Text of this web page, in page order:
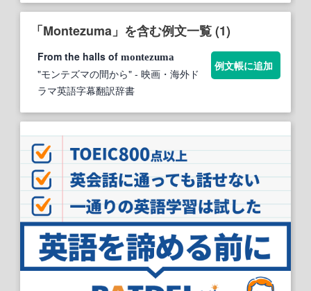
「Montezuma」を含む例文一覧 (1)
From the halls of montezuma
"モンテズマの間から" - 映画・海外ド
ラマ英語字幕翻訳辞書
例文帳に追加